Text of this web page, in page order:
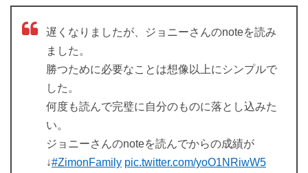
遅くなりましたが、ジョニーさんのnoteを読み
ました。
勝つために必要なことは想像以上にシンプルで
した。
何度も読んで完璧に自分のものに落とし込みた
い。
ジョニーさんのnoteを読んでからの成績が
↓#ZimonFamily pic.twitter.com/yoO1NRiwW5